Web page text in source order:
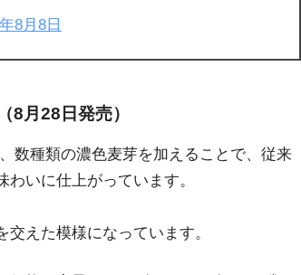
8月8日
8月28日発売）
数種類の濃色麦芽を加えることで、従来
いに仕上がっています。
えた模様になっています。